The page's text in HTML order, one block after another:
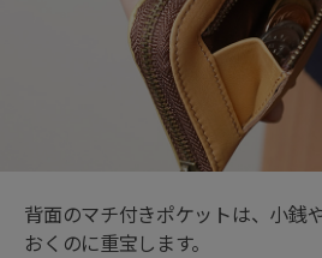
背面のマチ付きポケットは、小銭
おくのに重宝します。